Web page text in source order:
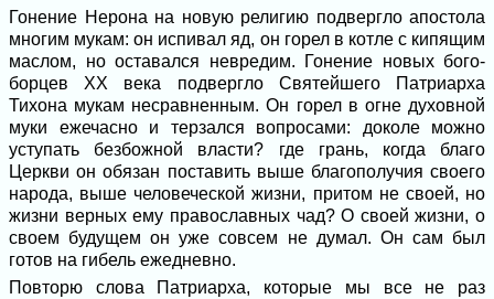
Гонение Нерона на новую религию под­вергло апостола
многим мукам: он испивал яд, он горел в котле с кипящим
маслом, но оставался невредим. Гонение новых бого­
борцев XX века подвергло Святейшего Патриарха
Тихона мукам несравненным. Он горел в огне духовной
муки ежечасно и тер­зался вопросами: доколе можно
уступать безбожной власти? где грань, когда благо
Церкви он обязан поставить выше благопо­лучия своего
народа, выше человеческой жизни, притом не своей, но
жизни верных ему православных чад? О своей жизни, о
своем будущем он уже совсем не думал. Он сам был
готов на гибель ежедневно.
Повторю слова Патриарха, которые мы все не раз